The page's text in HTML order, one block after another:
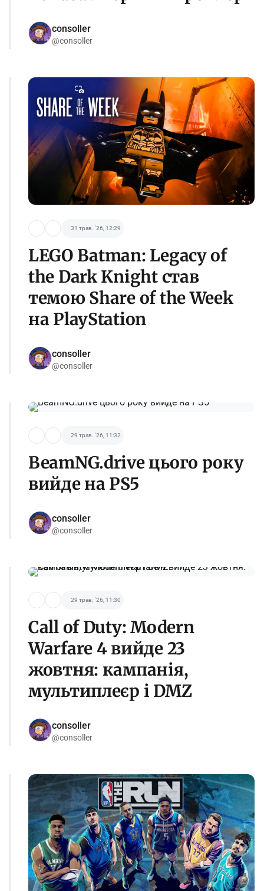
consoller
@consoller
31 трав. '26, 12:29
LEGO Batman: Legacy of
the Dark Knight став
темою Share of the Week
на PlayStation
consoller
@consoller
29 трав. '26, 11:32
BeamNG.drive цього року
вийде на PS5
consoller
@consoller
29 трав. '26, 11:30
Call of Duty: Modern
Warfare 4 вийде 23
жовтня: кампанія,
мультиплеєр і DMZ
consoller
@consoller